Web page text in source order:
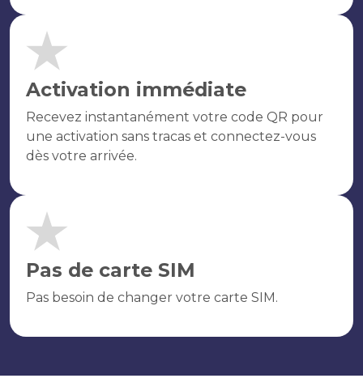
Activation immédiate
Recevez instantanément votre code QR pour
une activation sans tracas et connectez-vous
dès votre arrivée.
Pas de carte SIM
Pas besoin de changer votre carte SIM.